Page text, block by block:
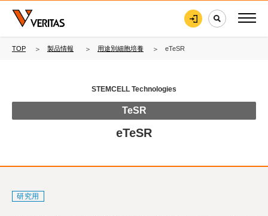
TOP 製品情報 用途別細胞培養 eTeSR
STEMCELL Technologies
TeSR
eTeSR
研究用